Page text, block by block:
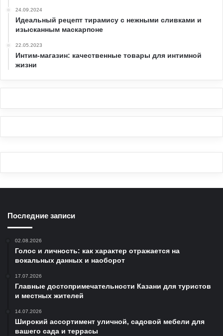
24.09.2024
Идеальный рецепт тирамису с нежными сливками и
изысканным маскарпоне
22.05.2023
Интим-магазин: качественные товары для интимной
жизни
Последние записи
02.08.2026
Голос и личность: как характер отражается на
вокальных данных и наоборот
17.07.2026
Главные достопримечательности Казани для туристов
и местных жителей
14.07.2026
Широкий ассортимент уличной, садовой мебели для
вашего сада и террасы